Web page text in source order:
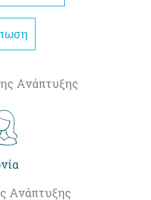
Ανάπτυξης
Ανάπτυξης